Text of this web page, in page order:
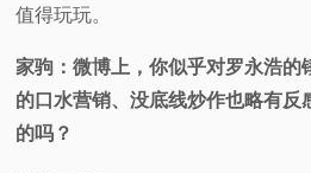
值得玩玩。
家驹：微博上，你似乎对罗永浩的
的口水营销、没底线炒作也略有反
的吗？